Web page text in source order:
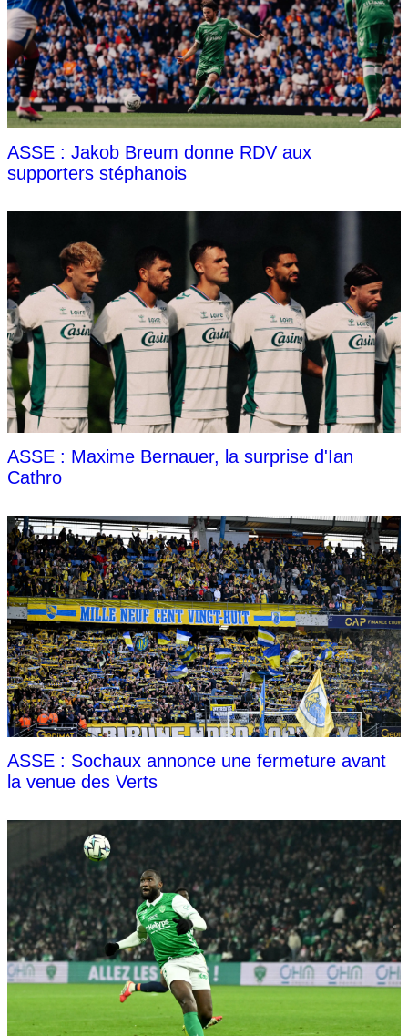
ASSE : Jakob Breum donne RDV aux
supporters stéphanois
ASSE : Maxime Bernauer, la surprise d'Ian
Cathro
ASSE : Sochaux annonce une fermeture avant
la venue des Verts